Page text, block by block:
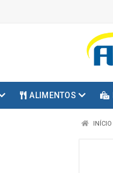
ALIMENTOS
INÍCIO